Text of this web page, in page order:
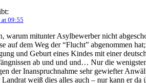
09:55
warum mitunter Asylbewerber nicht
auf dem Weg der “Flucht” abgenommen hat;
und Geburt eines Kindes mit einer
ab und und und… Nur die
der Inanspruchnahme sehr gewiefter
weiß dies alles auch – nur kann er da